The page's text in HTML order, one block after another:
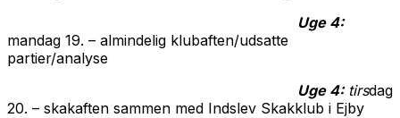
Uge 4:
mandag 19. – almindelig klubaften/udsatte
partier/analyse
Uge 4:tirsdag
20. – skakaften sammen med Indslev Skakklub i Ejby